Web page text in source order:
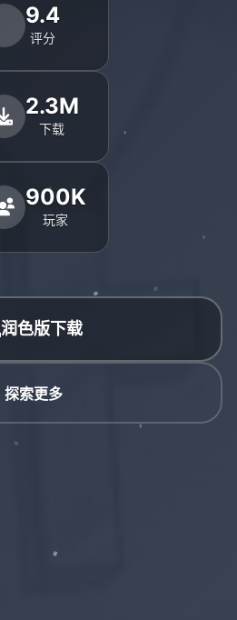
9.4
评分
2.3M
下载
900K
玩家
润色版下载
探索更多